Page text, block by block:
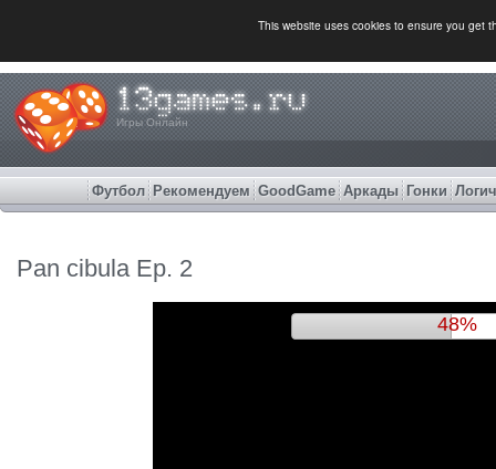
This website uses cookies to ensure you get
Игры Онлайн
Футбол Рекомендуем GoodGame Аркады Гонки
Pan cibula Ep. 2
51%